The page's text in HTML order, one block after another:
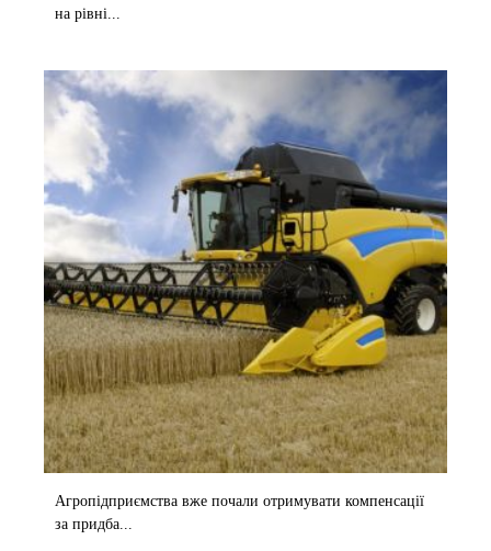
на рівні...
Агропідприємства вже почали отримувати компенсації
за придба...